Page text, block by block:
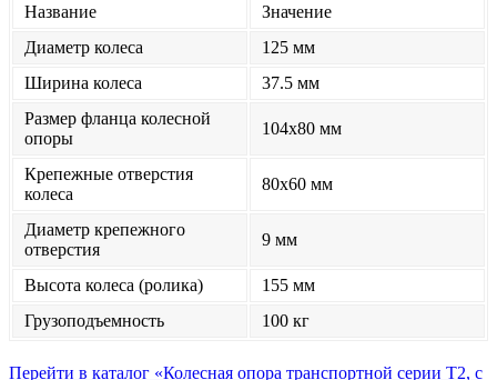
Название
Значение
Диаметр колеса
125 мм
Ширина колеса
37.5 мм
Размер фланца колесной
опоры
104x80 мм
Крепежные отверстия
колеса
80x60 мм
Диаметр крепежного
отверстия
9 мм
Высота колеса (ролика)
155 мм
Грузоподъемность
100 кг
Перейти в каталог «Колесная опора транспортной серии Т2, с